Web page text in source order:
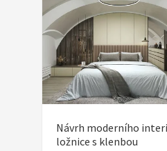
Návrh moderního
ložnice s klenbou